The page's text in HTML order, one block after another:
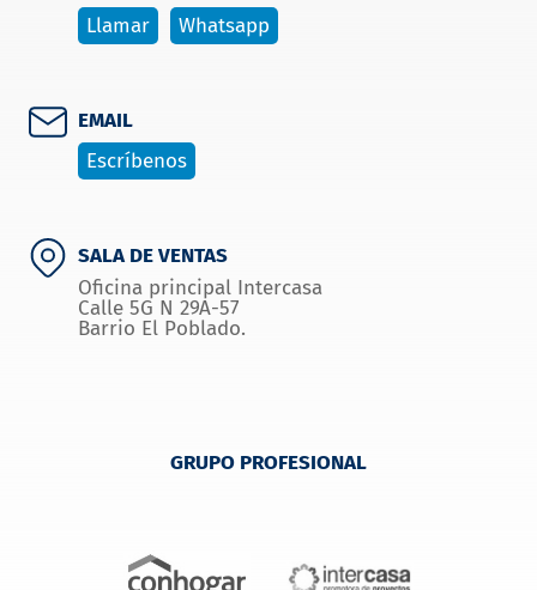
Llamar
Whatsapp
EMAIL
Escríbenos
SALA DE VENTAS
Oficina principal Intercasa
Calle 5G N 29A-57
Barrio El Poblado.
GRUPO PROFESIONAL